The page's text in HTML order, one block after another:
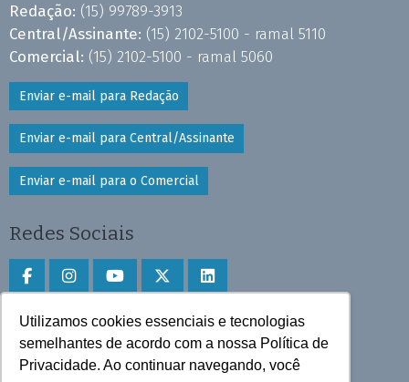
Utilizamos cookies essenciais e tecnologias
semelhantes de acordo com a nossa Política de
Privacidade. Ao continuar navegando, você
Redação: (15) 99789-3913
Central/Assinante: (15) 2102-5100 - ramal 5110
Comercial: (15) 2102-5100 - ramal 5060
Enviar e-mail para Redação
Enviar e-mail para Central/Assinante
Enviar e-mail para o Comercial
Redes Sociais
Faça download do aplicativo
Play Store e App Store